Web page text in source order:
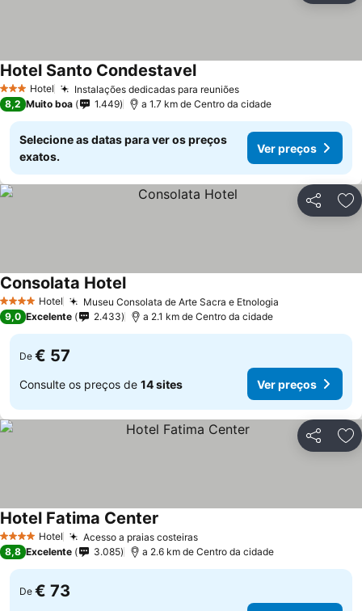
3 EstrelasHotel Instalações dedicadas para reuniõesVer preços
Hotel Santo CondestavelVer preços
8,2 Muito boa 1.449 a 1.7 km de Centro da cidade
Selecione as datas para ver os preços
exatos.
Ver preços
Partilhar
4 EstrelasHotel Museu Consolata de Arte Sacra e Etnologia
Consolata HotelVer preços
9,0 Excelente 2.433 a 2.1 km de Centro da cidade
De € 57
Consulte os preços de 14 sites Ver preços
Partilhar
4 EstrelasHotel Acesso a praias costeirasVer preços
Hotel Fatima Center
8,8 Excelente 3.085 a 2.6 km de Centro da cidade
De € 73